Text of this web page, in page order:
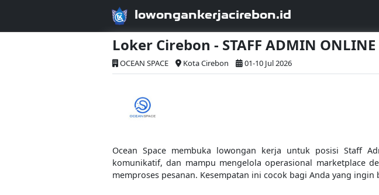
lowongankerjacirebon.id
Loker Cirebon - STAFF ADMIN ONLINE
OCEAN SPACE Kota Cirebon 01-10 Jul 2026
Ocean Space membuka lowongan kerja untuk posisi Staff
komunikatif, dan mampu mengelola operasional marketplace
memproses pesanan. Kesempatan ini cocok bagi Anda yang